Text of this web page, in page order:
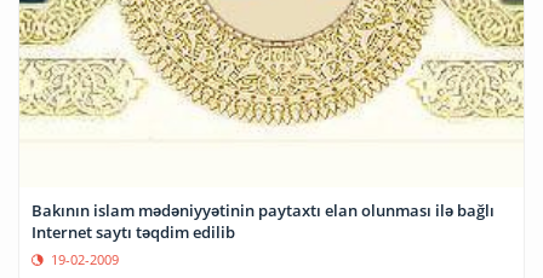
Bakının islam mədəniyyətinin paytaxtı elan olunması ilə bağlı
Internet saytı təqdim edilib
19-02-2009